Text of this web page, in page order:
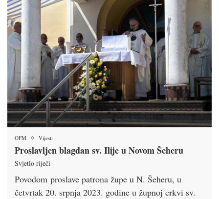
OFM Vijesti
Proslavljen blagdan sv. Ilije u Novom Šeheru
Svjetlo riječi
Povodom proslave patrona župe u N. Šeheru, u
četvrtak 20. srpnja 2023. godine u župnoj crkvi sv.